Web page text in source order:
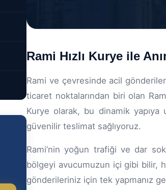
Rami Hızlı Kurye ile
Rami ve çevresinde acil
ticaret noktalarından biri olan
Kurye olarak, bu dinamik yapıya
güvenilir teslimat sağlıyoruz.
Rami’nin yoğun trafiği ve dar
bölgeyi avucumuzun içi gibi bilir,
gönderileriniz için tek yapmanız